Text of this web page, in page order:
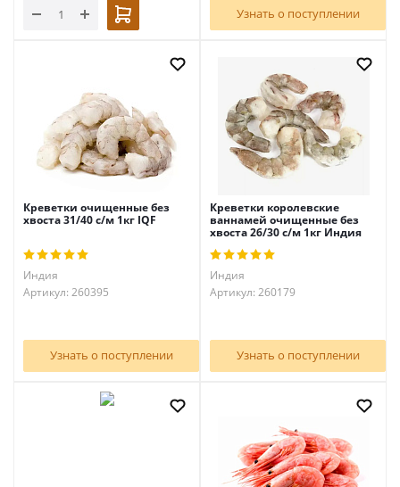
Узнать о поступлении
Креветки очищенные без
хвоста 31/40 с/м 1кг IQF
Индия
Артикул: 260395
Узнать о поступлении
Креветки королевские
ваннамей очищенные без
хвоста 26/30 с/м 1кг Индия
Индия
Артикул: 260179
Узнать о поступлении